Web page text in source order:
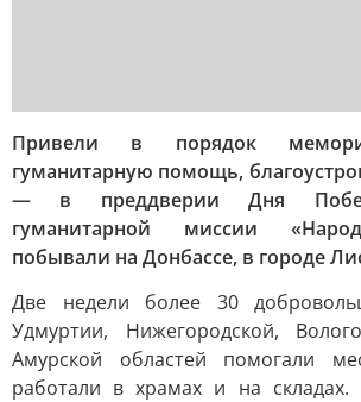
Привели в порядок
гуманитарную помощь,
— в преддверии Дня
гуманитарной миссии
побывали на Донбассе, в городе
Две недели более 30
Удмуртии, Нижегородской,
Амурской областей помогали
работали в храмах и на